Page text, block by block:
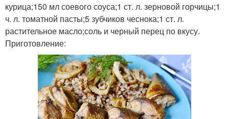
курица;150 мл соевого соуса;1 ст. л. зерновой горчицы;1
ч. л. томатной пасты;5 зубчиков чеснока;1 ст. л.
растительное масло;соль и черный перец по вкусу.
Приготовление: